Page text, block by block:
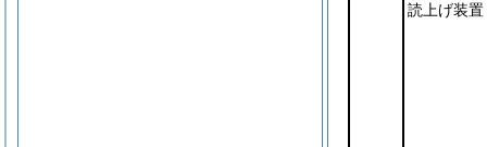
読上げ装置